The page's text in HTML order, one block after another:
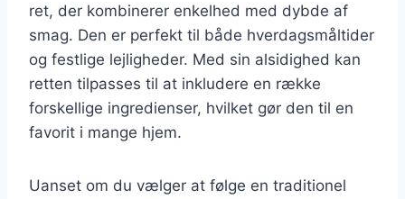
ret, der kombinerer enkelhed med dybde af
smag. Den er perfekt til både hverdagsmåltider
og festlige lejligheder. Med sin alsidighed kan
retten tilpasses til at inkludere en række
forskellige ingredienser, hvilket gør den til en
favorit i mange hjem.
Uanset om du vælger at følge en traditionel